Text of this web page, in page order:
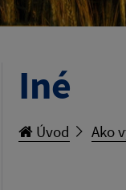
Iné
Úvod Ako